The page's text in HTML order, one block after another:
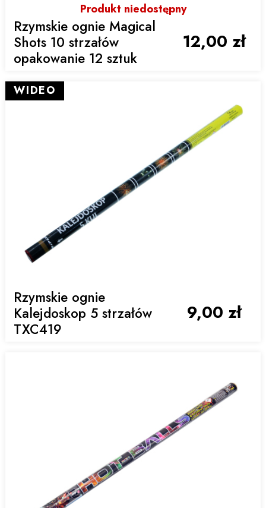
Produkt niedostępny
Rzymskie ognie Magical
Shots 10 strzałów
opakowanie 12 sztuk
12,00 zł
Rzymskie ognie
Kalejdoskop 5 strzałów
TXC419
9,00 zł
WIDEO